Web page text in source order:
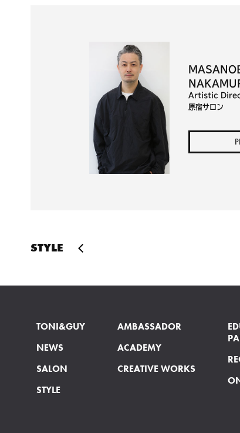
Artistic
原宿サロン
STYLE
TONI&GUY
NEWS
SALON
STYLE
AMBASSADOR
ACADEMY
CREATIVE WORKS